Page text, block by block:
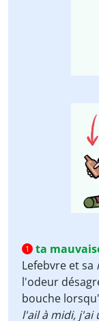
1
ta
Lefebvre et sa
l'odeur
bouche
l'ail à midi, j'ai